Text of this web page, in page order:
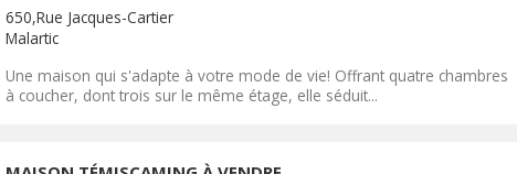
650,Rue Jacques-Cartier
Malartic
Une maison qui s'adapte à votre mode de vie! Offrant quatre chambres
à coucher, dont trois sur le même étage, elle séduit...